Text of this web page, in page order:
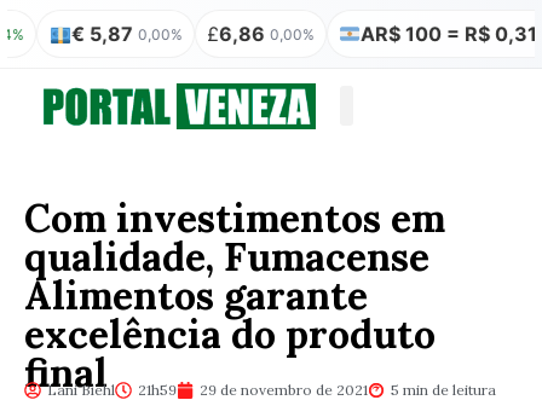
€ 5,87 0,00% £6,86 0,00% AR$ 100 = R$ 0,31 0,00%
Com investimentos em
qualidade, Fumacense
Alimentos garante
excelência do produto
final
Lani Biehl 21h59 29 de novembro de 2021 5 min de leitura